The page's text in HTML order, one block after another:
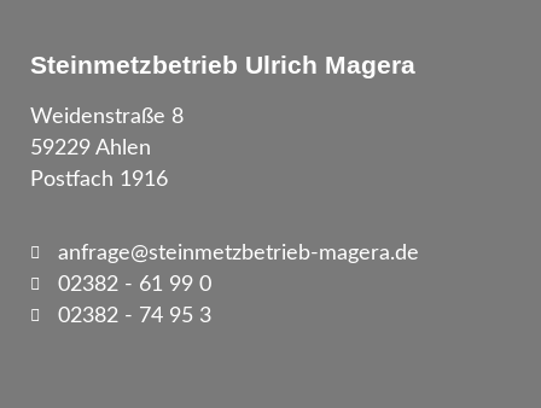
Steinmetzbetrieb Ulrich Magera
Weidenstraße 8
59229 Ahlen
Postfach 1916
anfrage@steinmetzbetrieb-magera.de
02382 - 61 99 0
02382 - 74 95 3